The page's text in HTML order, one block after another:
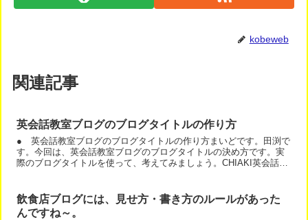
kobeweb
関連記事
英会話教室ブログのブログタイトルの作り方
● 英会話教室ブログのブログタイトルの作り方まいどです。田渕で
す。今回は、英会話教室ブログのブログタイトルの決め方です。実
際のブログタイトルを使って、考えてみましょう。CHIAKI英会話教
飲食店ブログには、見せ方・書き方のルールがあった
んですね～。